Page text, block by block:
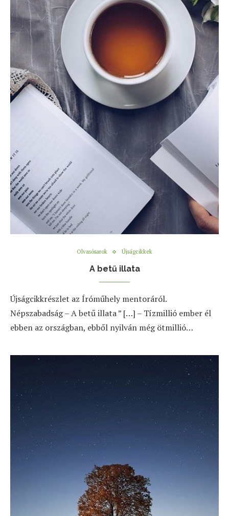
Olvasósarok Újságcikkek
A betű illata
Újságcikkrészlet az Íróműhely mentoráról.
Népszabadság – A betű illata ” […] – Tízmillió ember él
ebben az országban, ebből nyilván még ötmillió…